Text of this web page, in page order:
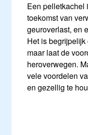
Een pelletkachel
toekomst van
geuroverlast, en
Het is
maar laat de
heroverwegen.
vele voordelen
en gezellig te